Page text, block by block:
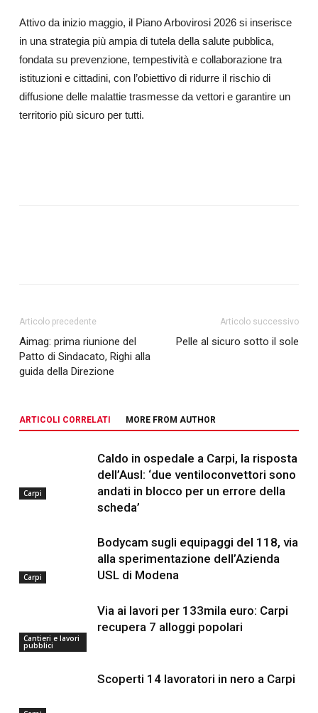
Attivo da inizio maggio, il Piano Arbovirosi 2026 si inserisce
in una strategia più ampia di tutela della salute pubblica,
fondata su prevenzione, tempestività e collaborazione tra
istituzioni e cittadini, con l’obiettivo di ridurre il rischio di
diffusione delle malattie trasmesse da vettori e garantire un
territorio più sicuro per tutti.
Articolo precedente
Aimag: prima riunione del
Patto di Sindacato, Righi alla
guida della Direzione
Articolo successivo
Pelle al sicuro sotto il sole
ARTICOLI CORRELATI MORE FROM AUTHOR
Carpi
Caldo in ospedale a Carpi, la risposta
dell’Ausl: ‘due ventiloconvettori sono
andati in blocco per un errore della
scheda’
Carpi
Bodycam sugli equipaggi del 118, via
alla sperimentazione dell’Azienda
USL di Modena
Cantieri e lavori
pubblici
Via ai lavori per 133mila euro: Carpi
recupera 7 alloggi popolari
Scoperti 14 lavoratori in nero a Carpi